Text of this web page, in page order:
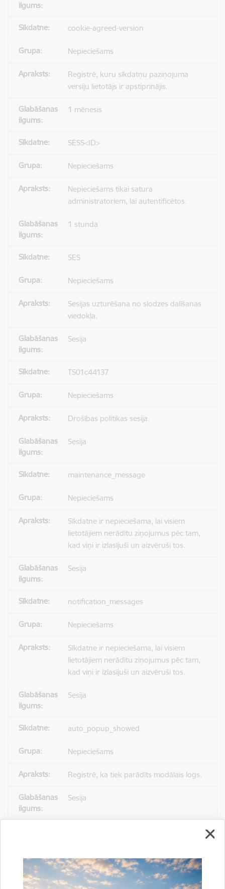
cookie-agreed-version
Nepieciešams
Reģistrē, kuru sīkdatņu paziņojuma
versiju lietotājs ir apstiprinājis.
1 mēnesis
SESS<ID>
Nepieciešams
Nepieciešams tikai satura
administratoriem, lai autentificētos.
1 stunda
SES
Nepieciešams
Sesijas uzturēšana no slodzes dalīšanas
viedokļa.
Sesija
TS01c44137
Nepieciešams
Drošības politikas sesija.
Sesija
maintenance_message
Nepieciešams
Sīkdatne ir nepieciešama, lai visiem
lietotājiem nerādītu ziņojumus pēc tam,
kad viņi ir izlasījuši un aizvēruši tos.
Sesija
notification_messages
Nepieciešams
Sīkdatne ir nepieciešama, lai visiem
lietotājiem nerādītu ziņojumus pēc tam,
kad viņi ir izlasījuši un aizvēruši tos.
Sesija
auto_popup_showed
Nepieciešams
Reģistrē, ka tiek parādīts modālais logs.
Sesija
uzlabotu vietnes darbību un
pakalpojumus)